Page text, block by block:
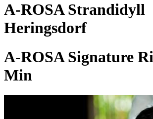
A-ROSA Strandidyll
Heringsdorf
A-ROSA Signature
Min